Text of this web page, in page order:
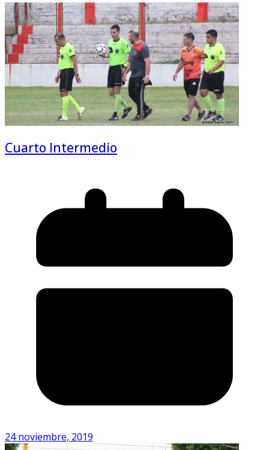
Cuarto Intermedio
24 noviembre, 2019